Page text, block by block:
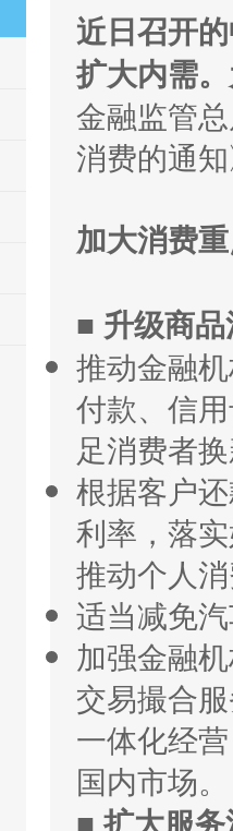
近日召开
扩大内需
金融监管
消费的通
加大消费
■ 升级商
推动金融
付款、信
足消费者
根据客户
利率，落
推动个人
适当减免
加强金融
交易撮合
一体化经
国内市场。
■ 扩大服